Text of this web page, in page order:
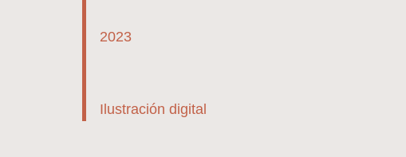
2023
Ilustración digital